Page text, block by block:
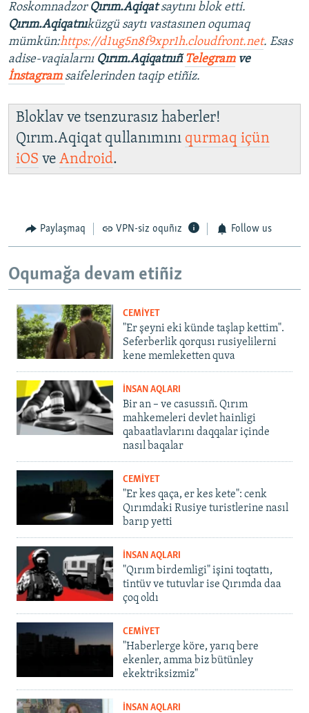
Roskomnadzor Qırım.Aqiqatsaytını blok etti.
Qırım.Aqiqatnıküzgü saytı vastasınen oqumaq
mümkün:https://d1ug5n8f9xpr1h.cloudfront.net. Esas
adise-vaqialarnı Qırım.Aqiqatnıñ Telegramve
İnstagram saifelerinden taqip etiñiz.
Bloklav ve tsenzurasız haberler!
Qırım.Aqiqat qullanımını qurmaq içün
iOS ve Android.
Paylaşmaq VPN-siz oquñız Follow us
Oqumağa devam etiñiz
CEMİYET
"Er şeyni eki künde taşlap kettim".
Seferberlik qorqusı rusiyelilerni
kene memleketten quva
İNSAN AQLARI
Bir an – ve casussıñ. Qırım
mahkemeleri devlet hainligi
qabaatlavlarını daqqalar içinde
nasıl baqalar
CEMİYET
"Er kes qaça, er kes kete": cenk
Qırımdaki Rusiye turistlerine nasıl
barıp yetti
İNSAN AQLARI
"Qırım birdemligi" işini toqtattı,
tintüv ve tutuvlar ise Qırımda daa
çoq oldı
CEMİYET
"Haberlerge köre, yarıq bere
ekenler, amma biz bütünley
ekektriksizmiz"
İNSAN AQLARI